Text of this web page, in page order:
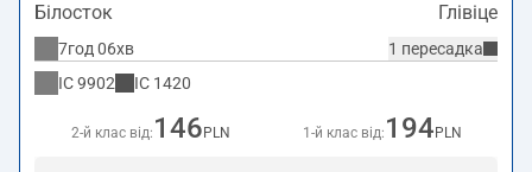
Білосток Глівіце
1 пересадка
7год 06хв
IC9902 IC 1420
2-й клас від: 146 PLN 1-й клас від: 194 PLN